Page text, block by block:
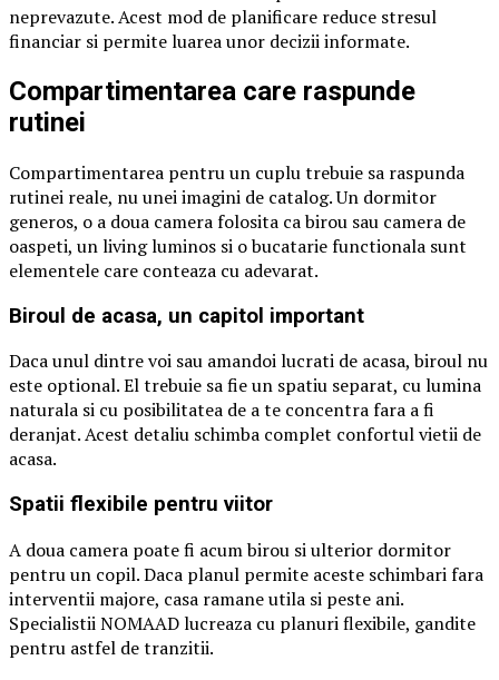
neprevazute. Acest mod de planificare reduce stresul
financiar si permite luarea unor decizii informate.
Compartimentarea care raspunde
rutinei
Compartimentarea pentru un cuplu trebuie sa raspunda
rutinei reale, nu unei imagini de catalog. Un dormitor
generos, o a doua camera folosita ca birou sau camera de
oaspeti, un living luminos si o bucatarie functionala sunt
elementele care conteaza cu adevarat.
Biroul de acasa, un capitol important
Daca unul dintre voi sau amandoi lucrati de acasa, biroul nu
este optional. El trebuie sa fie un spatiu separat, cu lumina
naturala si cu posibilitatea de a te concentra fara a fi
deranjat. Acest detaliu schimba complet confortul vietii de
acasa.
Spatii flexibile pentru viitor
A doua camera poate fi acum birou si ulterior dormitor
pentru un copil. Daca planul permite aceste schimbari fara
interventii majore, casa ramane utila si peste ani.
Specialistii NOMAAD lucreaza cu planuri flexibile, gandite
pentru astfel de tranzitii.